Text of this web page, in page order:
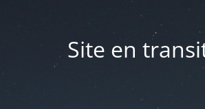
Site en